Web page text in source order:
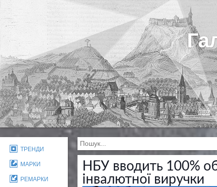
ТРЕНДИ
МАРКИ
РЕМАРКИ
НБУ вводить 100%
інвалютної виручки